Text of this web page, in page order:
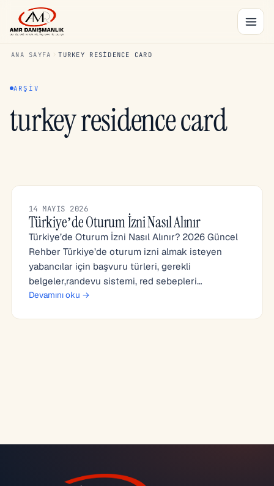
ANA SAYFA TURKEY RESIDENCE CARD
ARŞIV
turkey residence card
14 MAYIS 2026
Türkiye’de Oturum İzni Nasıl Alınır
Türkiye’de Oturum İzni Nasıl Alınır? 2026 Güncel
Rehber Türkiye’de oturum izni almak isteyen
yabancılar için başvuru türleri, gerekli
belgeler,randevu sistemi, red sebepleri…
Devamını oku →